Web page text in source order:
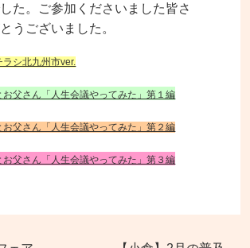
た。ご参加くださいました皆さ
うございました。
ラシ北九州市ver.
お父さん「人生会議やってみた」第１編
お父さん「人生会議やってみた」第２編
お父さん「人生会議やってみた」第３編